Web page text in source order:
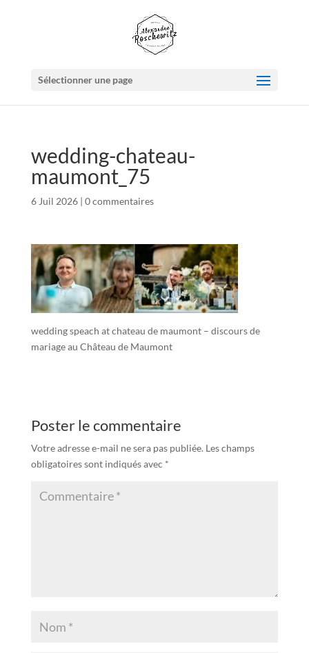
Sélectionner une page
wedding-chateau-
maumont_75
6 Juil 2026| 0 commentaires
wedding speach at chateau de maumont – discours de
mariage au Château de Maumont
Poster le commentaire
Votre adresse e-mail ne sera pas publiée. Les champs
obligatoires sont indiqués avec *